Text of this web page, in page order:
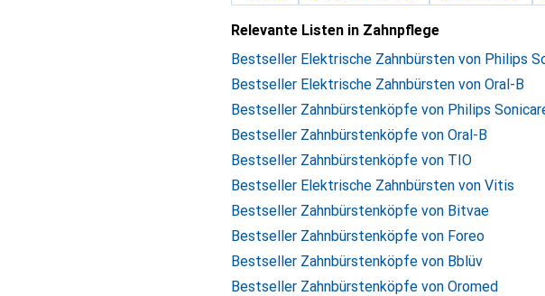
Relevante Listen in Zahnpflege
Bestseller Elektrische Zahnbürsten von Philips
Bestseller Elektrische Zahnbürsten von Oral-B
Bestseller Zahnbürstenköpfe von Philips
Bestseller Zahnbürstenköpfe von Oral-B
Bestseller Zahnbürstenköpfe von TIO
Bestseller Elektrische Zahnbürsten von Vitis
Bestseller Zahnbürstenköpfe von Bitvae
Bestseller Zahnbürstenköpfe von Foreo
Bestseller Zahnbürstenköpfe von Bblüv
Bestseller Zahnbürstenköpfe von Oromed